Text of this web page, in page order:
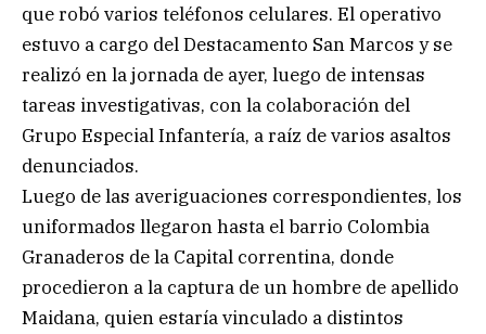
que robó varios teléfonos celulares. El operativo
estuvo a cargo del Destacamento San Marcos y se
realizó en la jornada de ayer, luego de intensas
tareas investigativas, con la colaboración del
Grupo Especial Infantería, a raíz de varios asaltos
denunciados.
Luego de las averiguaciones correspondientes, los
uniformados llegaron hasta el barrio Colombia
Granaderos de la Capital correntina, donde
procedieron a la captura de un hombre de apellido
Maidana, quien estaría vinculado a distintos